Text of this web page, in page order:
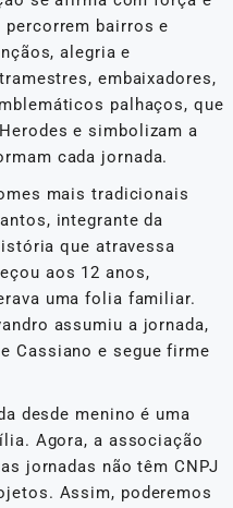
percorrem bairros e
alegria e
embaixadores,
palhaços, que
e simbolizam a
cada jornada.
mais tradicionais
integrante da
que atravessa
aos 12 anos,
uma folia familiar.
assumiu a jornada,
Cassiano e segue firme
desde menino é uma
Agora, a associação
jornadas não têm CNPJ
Assim, poderemos